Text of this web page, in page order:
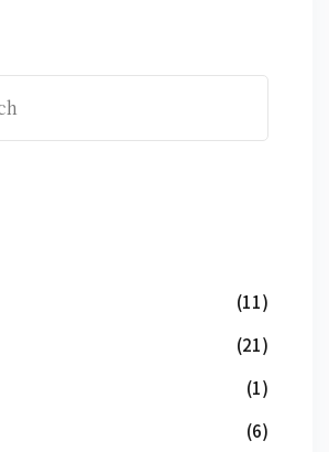
(11)
(21)
(1)
(6)